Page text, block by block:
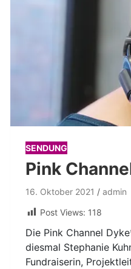
SENDUNG
Pink
16. Oktober 2021
admin
Post Views: 118
Die Pink Channel
diesmal Stephanie
Fundraiserin,